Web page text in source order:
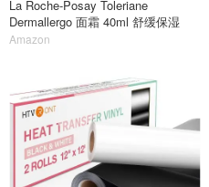
La Roche-Posay Toleriane
Dermallergo 面霜 40ml 舒缓保湿
Amazon